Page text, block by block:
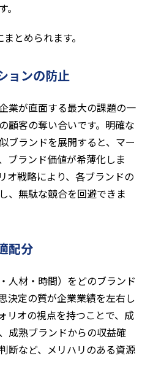
とめられます。
ョンの防止
業が直面する最大の課題の一
顧客の奪い合いです。明確な
ブランドを展開すると、マー
ブランド価値が希薄化しま
オ戦略により、各ブランドの
、無駄な競合を回避できま
配分
人材・時間）をどのブランド
決定の質が企業業績を左右し
リオの視点を持つことで、成
成熟ブランドからの収益確
断など、メリハリのある資源